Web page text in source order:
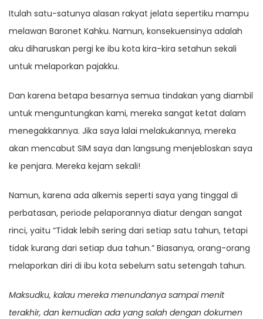
Itulah satu-satunya alasan rakyat jelata sepertiku mampu
melawan Baronet Kahku. Namun, konsekuensinya adalah
aku diharuskan pergi ke ibu kota kira-kira setahun sekali
untuk melaporkan pajakku.
Dan karena betapa besarnya semua tindakan yang diambil
untuk menguntungkan kami, mereka sangat ketat dalam
menegakkannya. Jika saya lalai melakukannya, mereka
akan mencabut SIM saya dan langsung menjebloskan saya
ke penjara. Mereka kejam sekali!
Namun, karena ada alkemis seperti saya yang tinggal di
perbatasan, periode pelaporannya diatur dengan sangat
rinci, yaitu “Tidak lebih sering dari setiap satu tahun, tetapi
tidak kurang dari setiap dua tahun.” Biasanya, orang-orang
melaporkan diri di ibu kota sebelum satu setengah tahun.
Maksudku, kalau mereka menundanya sampai menit
terakhir, dan kemudian ada yang salah dengan dokumen